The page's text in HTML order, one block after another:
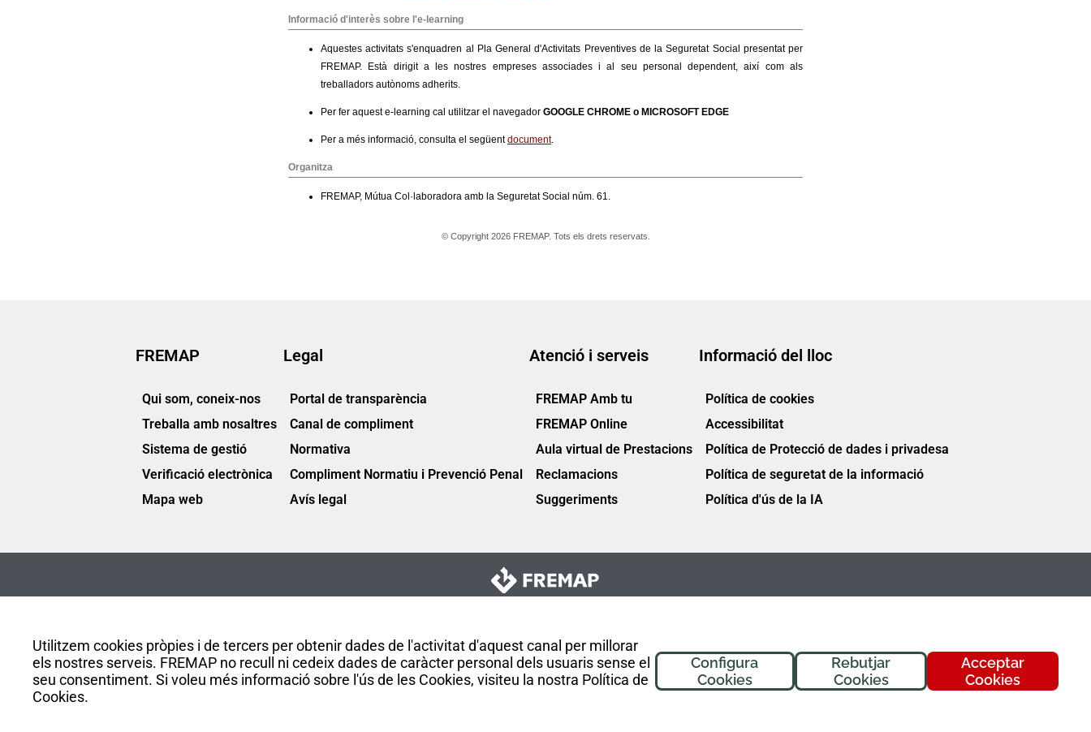
Utilitzem cookies pròpies i de tercers per obtenir dades de l'activitat d'aquest canal per millorar
els nostres serveis. FREMAP no recull ni cedeix dades de caràcter personal dels usuaris sense el
seu consentiment. Si voleu més informació sobre l'ús de les Cookies, visiteu la nostra Política de
Cookies.
Acceptar
Cookies
Rebutjar
Cookies
Configura
Cookies
FREMAP
Qui som, coneix-nos
Treballa amb nosaltres
Sistema de gestió
Verificació electrònica
Mapa web
Legal
Portal de transparència
Canal de compliment
Normativa
Compliment Normatiu i Prevenció Penal
Avís legal
Atenció i serveis
FREMAP Amb tu
FREMAP Online
Aula virtual de Prestacions
Reclamacions
Suggeriments
Informació del lloc
Política de cookies
Accessibilitat
Política de Protecció de dades i privadesa
Política de seguretat de la informació
Política d'ús de la IA